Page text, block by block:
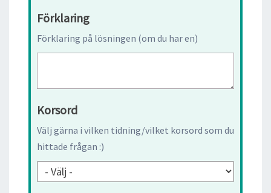
Förklaring
Förklaring på lösningen (om du har en)
Korsord
Välj gärna i vilken tidning/vilket korsord som du
hittade frågan :)